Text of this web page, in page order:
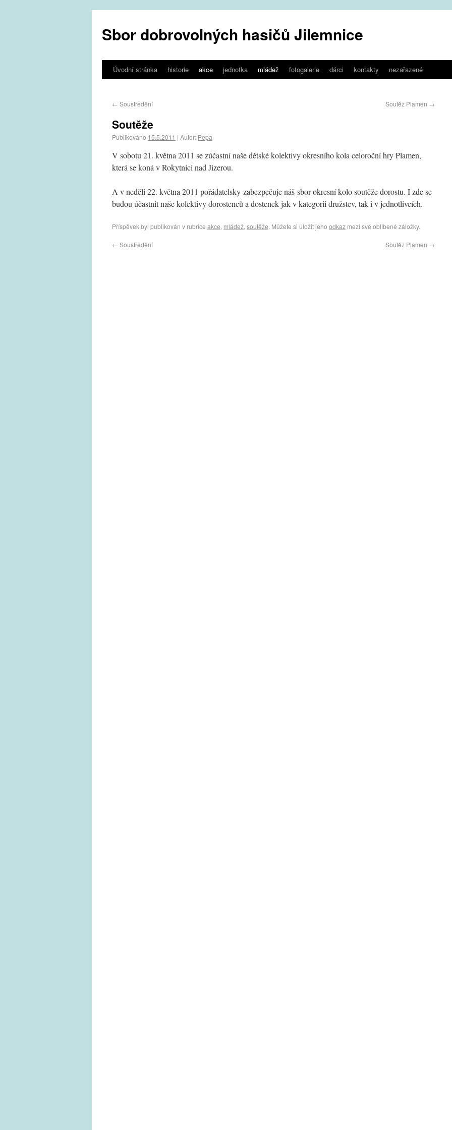
Sbor dobrovolných hasičů Jilemnice
Úvodní stránka historie akce jednotka mládež fotogalerie dárci kontakty nezařazené
← Soustředění Soutěž Plamen →
Soutěže
Publikováno 15.5.2011 | Autor: Pepa
V sobotu 21. května 2011 se zúčastní naše dětské kolektivy okresního kola celoroční hry Plamen,
která se koná v Rokytnici nad Jizerou.
A v neděli 22. května 2011 pořádatelsky zabezpečuje náš sbor okresní kolo soutěže dorostu. I zde se
budou účastnit naše kolektivy dorostenců a dostenek jak v kategorii družstev, tak i v jednotlivcích.
Příspěvek byl publikován v rubrice akce, mládež, soutěže. Můžete si uložit jeho odkaz mezi své oblíbené záložky.
← Soustředění Soutěž Plamen →